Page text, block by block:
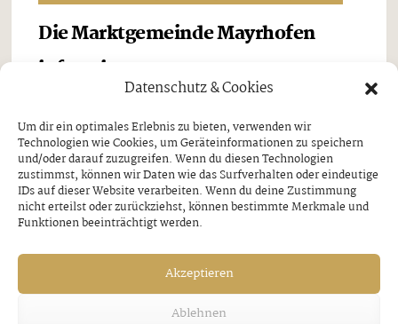
Datenschutz & Cookies
Um dir ein optimales Erlebnis zu bieten, verwenden wir
Technologien wie Cookies, um Geräteinformationen zu speichern
und/oder darauf zuzugreifen. Wenn du diesen Technologien
zustimmst, können wir Daten wie das Surfverhalten oder eindeutige
IDs auf dieser Website verarbeiten. Wenn du deine Zustimmung
nicht erteilst oder zurückziehst, können bestimmte Merkmale und
Funktionen beeinträchtigt werden.
Akzeptieren
Ablehnen
Die Marktgemeinde Mayrhofen
informiert
MAYRHOFEN
Donnerstag, 19. März 2026
Diese und viele weitere Schlüssel sowie
verschiedene andere Fundgegenstände wurden
ist während der Amtszeiten im Bürgerservice
möglich. Foto: Marktgemeinde Mayrhofen